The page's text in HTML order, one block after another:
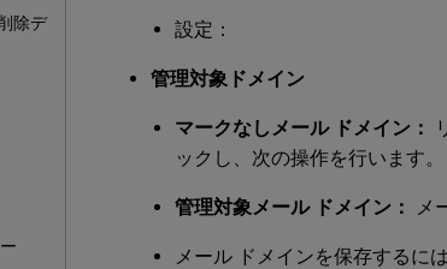
除デ
設定：
管理対象ドメイン
マークなしメール ドメイン：
ックし、次の操作を行います。
管理対象メール ドメイン： メ
メール ドメインを保存するには